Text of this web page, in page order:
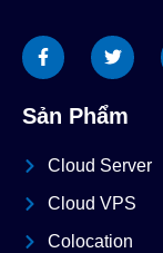
Sản Phẩm
Cloud Server
Cloud VPS
Colocation